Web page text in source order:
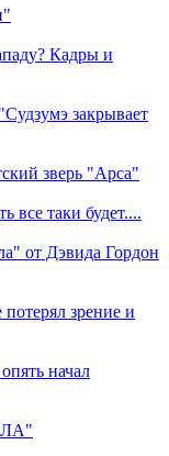
Кадры и
закрывает
зверь "Арса"
все таки будет....
от Дэвида Гордон
зрение и
начал